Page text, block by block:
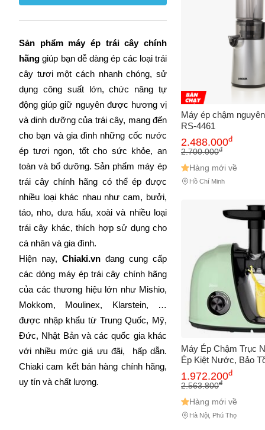
Sản phẩm máy ép trái cây chính
hãng giúp bạn dễ dàng ép các loại trái
cây tươi một cách nhanh chóng, sử
dụng công suất lớn, chức năng tự
động giúp giữ nguyên được hương vị
và dinh dưỡng của trái cây, mang đến
cho bạn và gia đình những cốc nước
ép tươi ngon, tốt cho sức khỏe, an
toàn và bổ dưỡng. Sản phẩm máy ép
trái cây chính hãng có thể ép được
nhiều loại khác nhau như cam, bưởi,
táo, nho, dưa hấu, xoài và nhiều loại
trái cây khác, thích hợp sử dụng cho
cá nhân và gia đình.
Hiện nay, Chiaki.vn đang cung cấp
các dòng máy ép trái cây chính hãng
của các thương hiệu lớn như Mishio,
Mokkom, Moulinex, Klarstein, …
được nhập khẩu từ Trung Quốc, Mỹ,
Đức, Nhật Bản và các quốc gia khác
với nhiều mức giá ưu đãi,  hấp dẫn.
Chiaki cam kết bán hàng chính hãng,
uy tín và chất lượng.
Máy ép chậm
RS-4461
2.488.000đ
2.700.000đ
Hàng mới về
Hồ Chí Minh
Máy Ép Chậm Trục
Ép Kiệt Nước, Bảo
Dưỡng, 150W, Không
Giữ Vị Tươi Ngon, Dễ
1.972.200đ
2.563.800đ
Hàng mới về
Hà Nội, Phú Thọ